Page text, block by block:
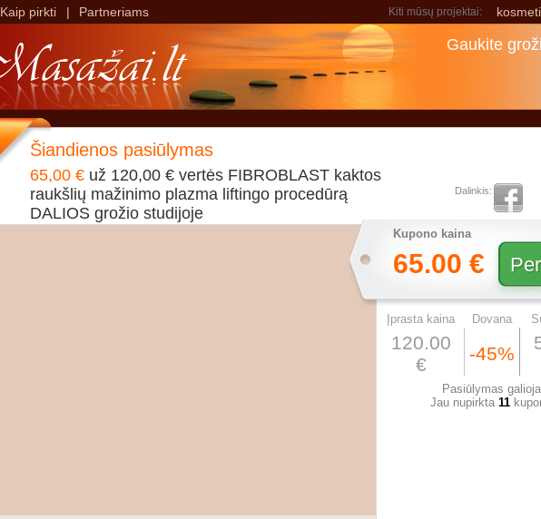
Kaip pirkti | Partneriams Kiti mūsų projektai:
Gaukite
Dalinkis:
Šiandienos pasiūlymas
65,00 € už 120,00 € vertės FIBROBLAST kaktos
raukšlių mažinimo plazma liftingo procedūrą
DALIOS grožio studijoje
Kupono kaina
65.00 €
Įprasta kaina Dovana
120.00
€
-45%
Pasiūlymas galioja
Jau nupirkta11